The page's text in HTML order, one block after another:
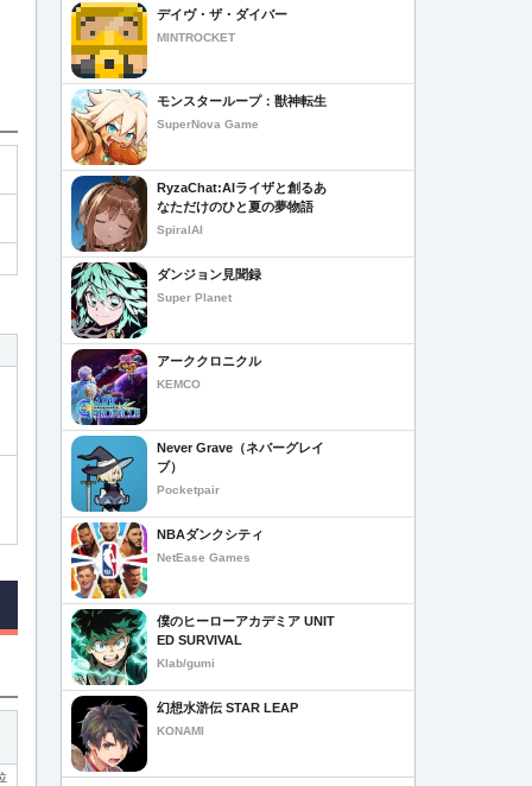
デイヴ・ザ・ダイバー
MINTROCKET
モンスターループ：獣神転生
SuperNova Game
RyzaChat:AIライザと創るあ
なただけのひと夏の夢物語
SpiralAI
ダンジョン見聞録
Super Planet
アーククロニクル
KEMCO
Never Grave（ネバーグレイ
ブ）
Pocketpair
NBAダンクシティ
NetEase Games
僕のヒーローアカデミア UNIT
ED SURVIVAL
Klab/gumi
幻想水滸伝 STAR LEAP
KONAMI